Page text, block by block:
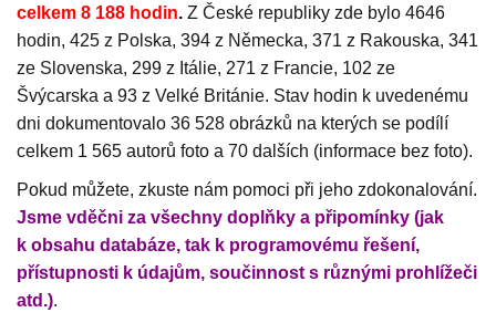
celkem 8 188 hodin. Z České republiky zde bylo 4646
hodin, 425 z Polska, 394 z Německa, 371 z Rakouska, 341
ze Slovenska, 299 z Itálie, 271 z Francie, 102 ze
Švýcarska a 93 z Velké Británie. Stav hodin k uvedenému
dni dokumentovalo 36 528 obrázků na kterých se podílí
celkem 1 565 autorů foto a 70 dalších (informace bez foto).
Pokud můžete, zkuste nám pomoci při jeho zdokonalování.
Jsme vděčni za všechny doplňky a připomínky (jak
k obsahu databáze, tak k programovému řešení,
přístupnosti k údajům, součinnost s různými prohlížeči
atd.).